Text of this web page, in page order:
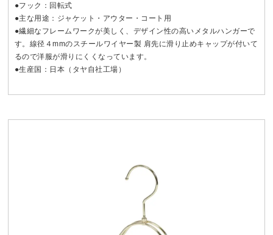
●フック：回転式
●主な用途：ジャケット・アウター・コート用
●繊細なフレームワークが美しく、デザイン性の高いメタルハンガーで
す。線径４mmのスチールワイヤー製 肩先に滑り止めキャップが付いて
るので洋服が滑りにくくなっています。
●生産国：日本（タヤ自社工場）